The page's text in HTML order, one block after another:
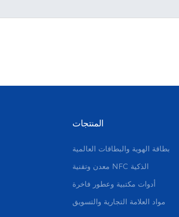
المنتجات
بطاقة الهوية والبطاقات العالمية
معدن وتقنية NFC الذكية
أدوات مكتبية وعطور فاخرة
مواد العلامة التجارية والتسويق